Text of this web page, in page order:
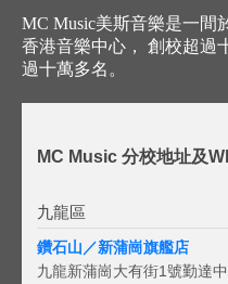
MC Music美斯音樂是一間
香港音樂中心， 創校超過
過十萬多名。
MC Music 分校地址及
九龍區
鑽石山／新蒲崗旗艦店
九龍新蒲崗大有街1號勤達